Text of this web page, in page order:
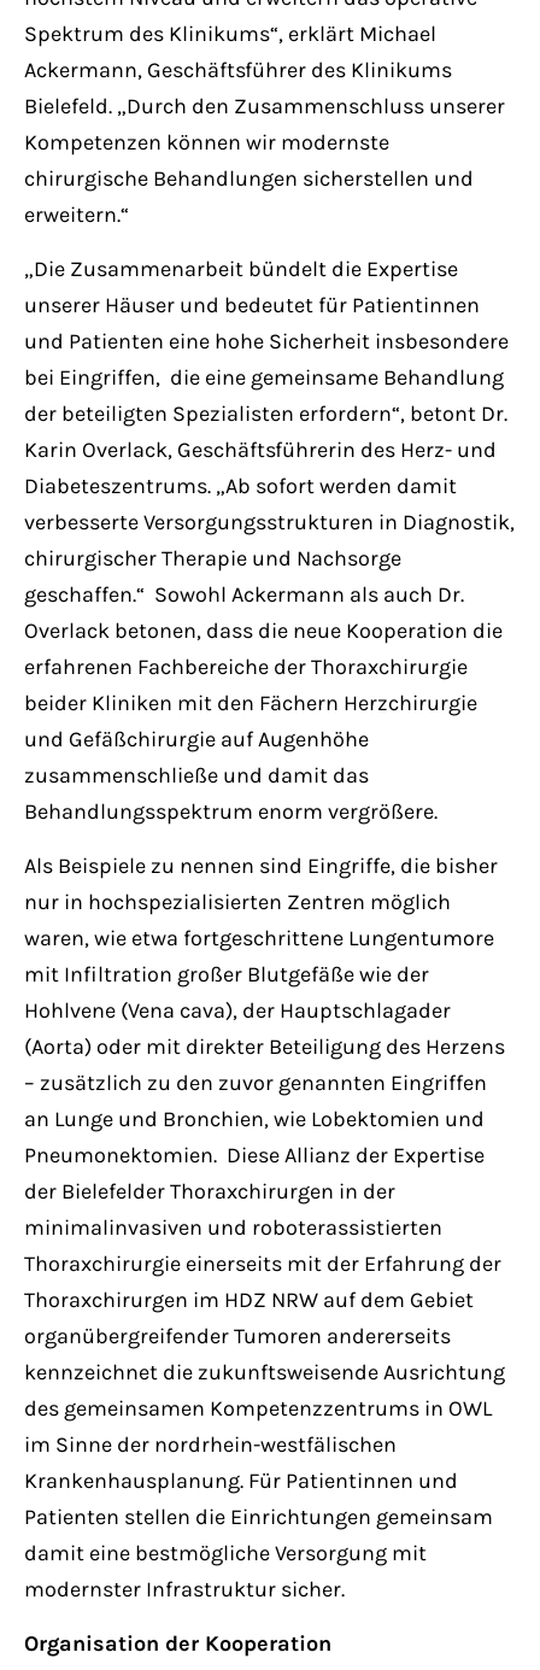
Spektrum des Klinikums“, erklärt Michael
Ackermann, Geschäftsführer des Klinikums
Bielefeld. „Durch den Zusammenschluss unserer
Kompetenzen können wir modernste
chirurgische Behandlungen sicherstellen und
erweitern.“
„Die Zusammenarbeit bündelt die Expertise
unserer Häuser und bedeutet für Patientinnen
und Patienten eine hohe Sicherheit insbesondere
bei Eingriffen, die eine gemeinsame Behandlung
der beteiligten Spezialisten erfordern“, betont Dr.
Karin Overlack, Geschäftsführerin des Herz- und
Diabeteszentrums. „Ab sofort werden damit
verbesserte Versorgungsstrukturen in Diagnostik,
chirurgischer Therapie und Nachsorge
geschaffen.“ Sowohl Ackermann als auch Dr.
Overlack betonen, dass die neue Kooperation die
erfahrenen Fachbereiche der Thoraxchirurgie
beider Kliniken mit den Fächern Herzchirurgie
und Gefäßchirurgie auf Augenhöhe
zusammenschließe und damit das
Behandlungsspektrum enorm vergrößere.
Als Beispiele zu nennen sind Eingriffe, die bisher
nur in hochspezialisierten Zentren möglich
waren, wie etwa fortgeschrittene Lungentumore
mit Infiltration großer Blutgefäße wie der
Hohlvene (Vena cava), der Hauptschlagader
(Aorta) oder mit direkter Beteiligung des Herzens
– zusätzlich zu den zuvor genannten Eingriffen
an Lunge und Bronchien, wie Lobektomien und
Pneumonektomien. Diese Allianz der Expertise
der Bielefelder Thoraxchirurgen in der
minimalinvasiven und roboterassistierten
Thoraxchirurgie einerseits mit der Erfahrung der
Thoraxchirurgen im HDZ NRW auf dem Gebiet
organübergreifender Tumoren andererseits
kennzeichnet die zukunftsweisende Ausrichtung
des gemeinsamen Kompetenzzentrums in OWL
im Sinne der nordrhein-westfälischen
Krankenhausplanung. Für Patientinnen und
Patienten stellen die Einrichtungen gemeinsam
damit eine bestmögliche Versorgung mit
modernster Infrastruktur sicher.
Organisation der Kooperation